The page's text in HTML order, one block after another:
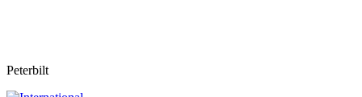
Peterbilt